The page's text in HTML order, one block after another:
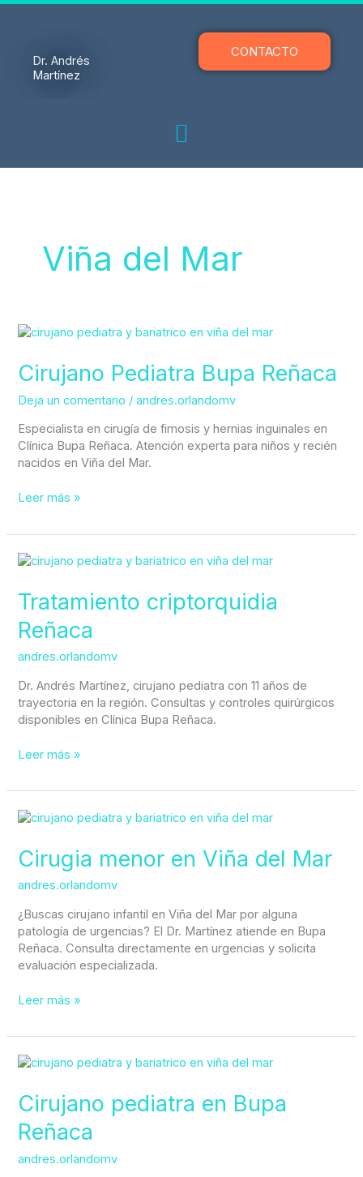
Ir
Dr. Andrés
Martínez
CONTACTO
Viña del Mar
Cirujano Pediatra Bupa Reñaca
Deja un comentario /andres.orlandomv
Especialista en cirugía de fimosis y hernias inguinales en
Clínica Bupa Reñaca. Atención experta para niños y recién
nacidos en Viña del Mar.
Cirujano
Bupa
Reñaca
Leer más »
Tratamiento criptorquidia
Reñaca
andres.orlandomv
Dr. Andrés Martínez, cirujano pediatra con 11 años de
trayectoria en la región. Consultas y controles quirúrgicos
disponibles en Clínica Bupa Reñaca.
Tratamiento
Reñaca
Leer más »
Cirugia menor en Viña del Mar
andres.orlandomv
¿Buscas cirujano infantil en Viña del Mar por alguna
patología de urgencias? El Dr. Martínez atiende en Bupa
Reñaca. Consulta directamente en urgencias y solicita
evaluación especializada.
Cirugia
en
Viña
del
Leer más »
Cirujano pediatra en Bupa
Reñaca
andres.orlandomv
Cirujano
en
Bupa
Reñaca